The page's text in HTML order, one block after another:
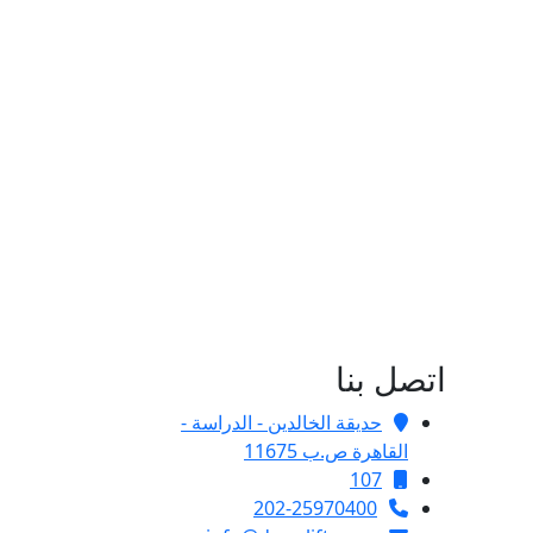
اتصل بنا
حديقة الخالدين - الدراسة -
القاهرة ص.ب 11675
107
202-25970400